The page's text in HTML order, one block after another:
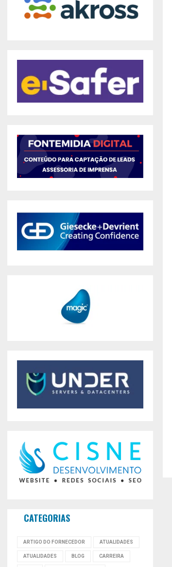
CATEGORIAS
ARTIGO DO FORNECEDOR ATUALIDADES
ATUALIDADES BLOG CARREIRA